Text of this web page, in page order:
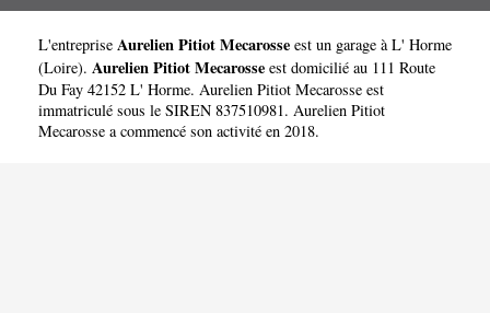
L'entreprise Aurelien Pitiot Mecarosse est un garage à L' Horme
(Loire). Aurelien Pitiot Mecarosse est domicilié au 111 Route
Du Fay 42152 L' Horme. Aurelien Pitiot Mecarosse est
immatriculé sous le SIREN 837510981. Aurelien Pitiot
Mecarosse a commencé son activité en 2018.